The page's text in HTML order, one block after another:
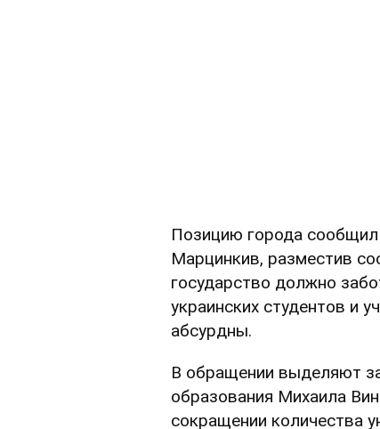
Позицию города
Марцинкив, разместив
государство должно
украинских студентов и
абсурдны.
В обращении выделяют
образования Михаила
сокращении количества